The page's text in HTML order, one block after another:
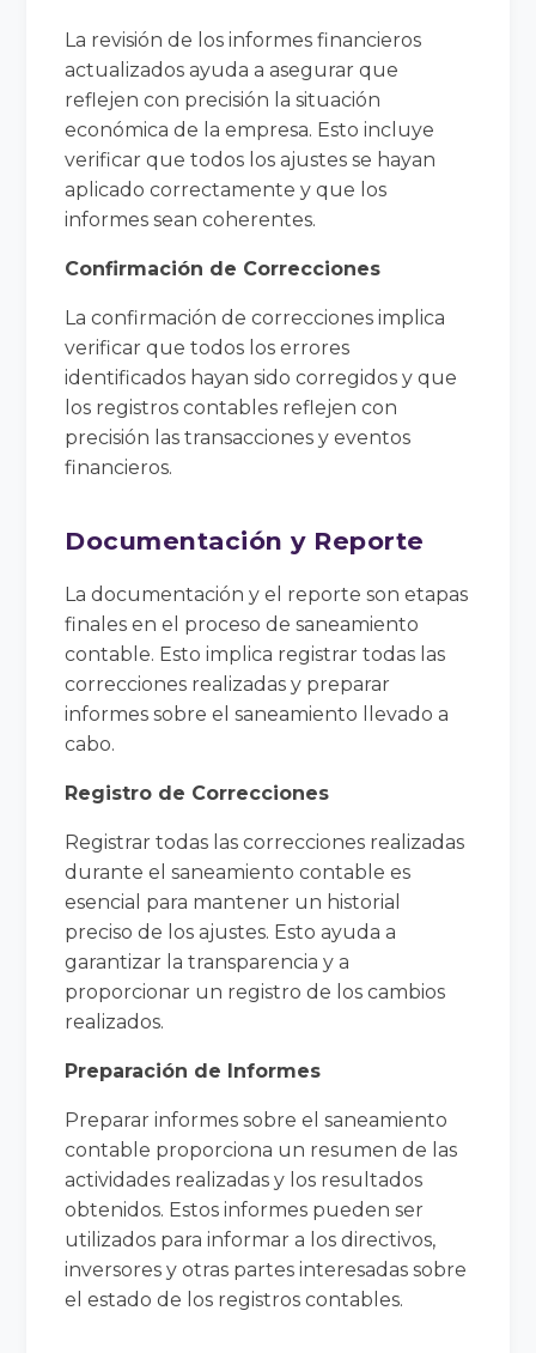
La revisión de los informes financieros
actualizados ayuda a asegurar que
reflejen con precisión la situación
económica de la empresa. Esto incluye
verificar que todos los ajustes se hayan
aplicado correctamente y que los
informes sean coherentes.
Confirmación de Correcciones
La confirmación de correcciones implica
verificar que todos los errores
identificados hayan sido corregidos y que
los registros contables reflejen con
precisión las transacciones y eventos
financieros.
Documentación y Reporte
La documentación y el reporte son etapas
finales en el proceso de saneamiento
contable. Esto implica registrar todas las
correcciones realizadas y preparar
informes sobre el saneamiento llevado a
cabo.
Registro de Correcciones
Registrar todas las correcciones realizadas
durante el saneamiento contable es
esencial para mantener un historial
preciso de los ajustes. Esto ayuda a
garantizar la transparencia y a
proporcionar un registro de los cambios
realizados.
Preparación de Informes
Preparar informes sobre el saneamiento
contable proporciona un resumen de las
actividades realizadas y los resultados
obtenidos. Estos informes pueden ser
utilizados para informar a los directivos,
inversores y otras partes interesadas sobre
el estado de los registros contables.